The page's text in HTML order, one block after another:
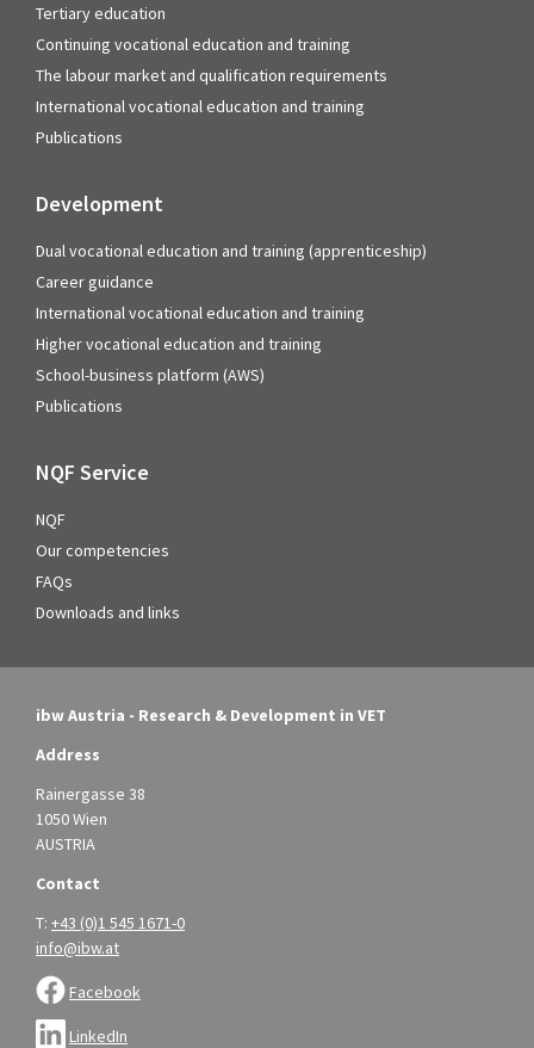
Tertiary education
Continuing vocational education and training
The labour market and qualification requirements
International vocational education and training
Publications
Development
Dual vocational education and training (apprenticeship)
Career guidance
International vocational education and training
Higher vocational education and training
School-business platform (AWS)
Publications
NQF Service
NQF
Our competencies
FAQs
Downloads and links
ibw Austria - Research & Development in VET
Address
Rainergasse 38
1050 Wien
AUSTRIA
Contact
T: +43 (0)1 545 1671-0
info@ibw.at
Facebook
LinkedIn